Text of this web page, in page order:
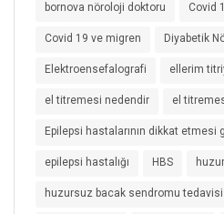
bornova nöroloji doktoru Covid
Covid 19 ve migren Diyabetik
Elektroensefalografi ellerim
el titremesi nedendir el
Epilepsi hastalarının dikkat etmesi
epilepsi hastalığı HBS
huzursuz bacak sendromu tedavisi